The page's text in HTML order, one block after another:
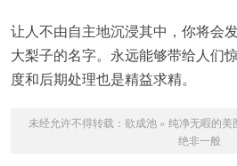
让人不由自主地沉浸其中，你将会
大梨子的名字。永远能够带给人们
度和后期处理也是精益求精。
未经允许不得转载： 欲成池» 纯净无暇的美
绝非一般